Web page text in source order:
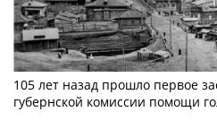
105 лет назад прошло первое
губернской комиссии помощи